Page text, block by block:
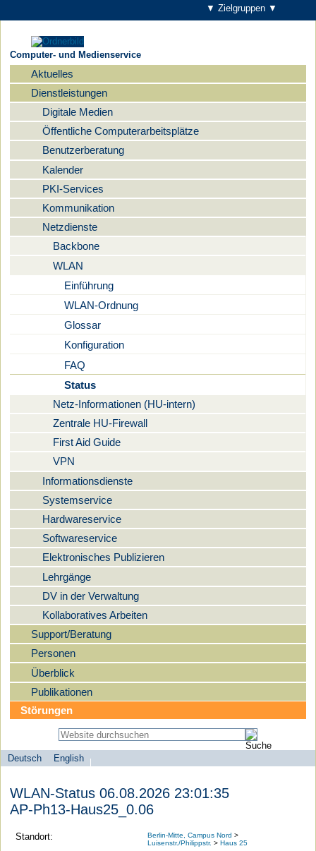
▼ Zielgruppen ▼
Computer- und Medienservice
Navigation
Aktuelles
Dienstleistungen
Digitale Medien
Öffentliche Computerarbeitsplätze
Benutzerberatung
Kalender
PKI-Services
Kommunikation
Netzdienste
Backbone
WLAN
Einführung
WLAN-Ordnung
Glossar
Konfiguration
FAQ
Status
Netz-Informationen (HU-intern)
Zentrale HU-Firewall
First Aid Guide
VPN
Informationsdienste
Systemservice
Hardwareservice
Softwareservice
Elektronisches Publizieren
Lehrgänge
DV in der Verwaltung
Kollaboratives Arbeiten
Support/Beratung
Personen
Überblick
Publikationen
Störungen
Sprachauswahl
Deutsch
English
search-menu
Universität
zu
Berlin
WLAN-Status 06.08.2026 23:01:35
AP-Ph13-Haus25_0.06
Standort: Berlin-Mitte, Campus Nord >
Luisenstr./Philippstr. >Haus 25